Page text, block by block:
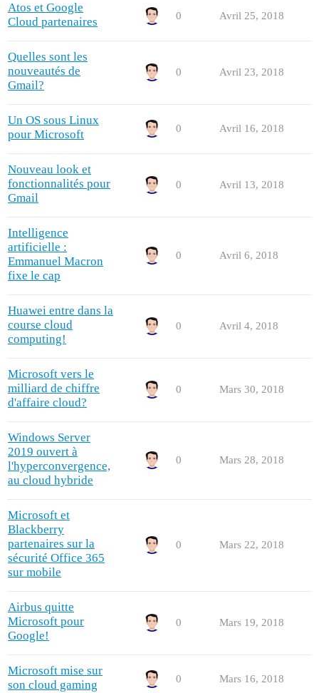
Atos et Google
Cloud partenaires
0 Avril 25, 2018
Quelles sont les
nouveautés de
Gmail?
0 Avril 23, 2018
Un OS sous Linux
pour Microsoft
0 Avril 16, 2018
Nouveau look et
fonctionnalités pour
Gmail
0 Avril 13, 2018
Intelligence
artificielle :
Emmanuel Macron
fixe le cap
0 Avril 6, 2018
Huawei entre dans la
course cloud
computing!
0 Avril 4, 2018
Microsoft vers le
milliard de chiffre
d'affaire cloud?
0 Mars 30, 2018
Windows Server
2019 ouvert à
l'hyperconvergence,
au cloud hybride
0 Mars 28, 2018
Microsoft et
Blackberry
partenaires sur la
sécurité Office 365
sur mobile
0 Mars 22, 2018
Airbus quitte
Microsoft pour
Google!
0 Mars 19, 2018
Microsoft mise sur
son cloud gaming
0 Mars 16, 2018